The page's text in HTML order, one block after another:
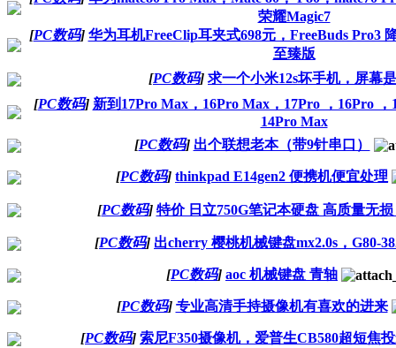
荣耀Magic7
[PC数码] 华为耳机FreeClip耳夹式698元，FreeBuds Pro3
至臻版
[PC数码] 求一个小米12s坏手机，屏幕
[PC数码] 新到17Pro Max，16Pro Max，17Pro ，16Pro
14Pro Max
[PC数码] 出个联想老本（带9针串口）
[PC数码] thinkpad E14gen2 便携机便宜处理
[PC数码] 特价 日立750G笔记本硬盘 高质量无损
[PC数码] 出cherry 樱桃机械键盘mx2.0s，G80-
[PC数码] aoc 机械键盘 青轴
[PC数码] 专业高清手持摄像机有喜欢的进来
[PC数码] 索尼F350摄像机，爱普生CB580超短焦